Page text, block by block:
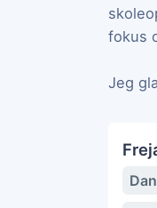
fokus
Jeg